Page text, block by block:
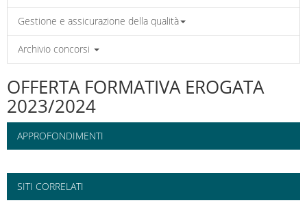
Gestione e assicurazione della qualità
Archivio concorsi
OFFERTA FORMATIVA EROGATA
2023/2024
APPROFONDIMENTI
SITI CORRELATI